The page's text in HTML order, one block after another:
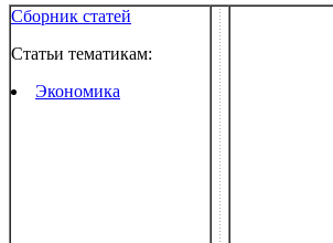
Сборник статей
Статьи тематикам:
Экономика